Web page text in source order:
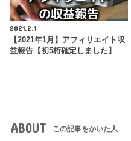
2021.2.1
【2021年1月】アフィリエイト収
益報告【初5桁確定しました】
ABOUT この記事をかいた人